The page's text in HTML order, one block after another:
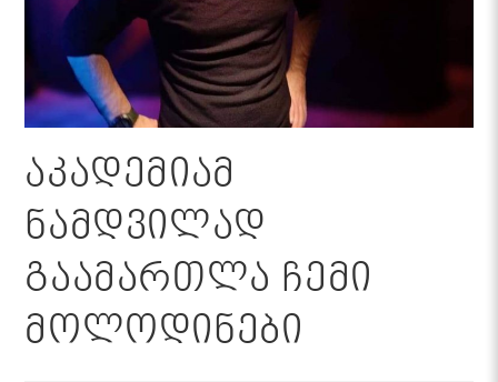
აკადემიამ
ნამდვილად
გაამართლა ჩემი
მოლოდინები